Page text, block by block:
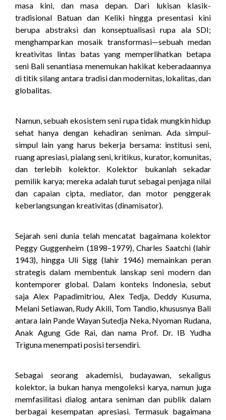
masa kini, dan masa depan. Dari lukisan klasik-
tradisional Batuan dan Keliki hingga presentasi kini
berupa abstraksi dan konseptualisasi rupa ala SDI;
menghamparkan mosaik transformasi—sebuah medan
kreativitas lintas batas yang memperlihatkan betapa
seni Bali senantiasa menemukan hakikat keberadaannya
di titik silang antara tradisi dan modernitas, lokalitas, dan
globalitas.
Namun, sebuah ekosistem seni rupa tidak mungkin hidup
sehat hanya dengan kehadiran seniman. Ada simpul-
simpul lain yang harus bekerja bersama: institusi seni,
ruang apresiasi, pialang seni, kritikus, kurator, komunitas,
dan terlebih kolektor. Kolektor bukanlah sekadar
pemilik karya; mereka adalah turut sebagai penjaga nilai
dan capaian cipta, mediator, dan motor penggerak
keberlangsungan kreativitas (dinamisator).
Sejarah seni dunia telah mencatat bagaimana kolektor
Peggy Guggenheim (1898–1979), Charles Saatchi (lahir
1943), hingga Uli Sigg (lahir 1946) memainkan peran
strategis dalam membentuk lanskap seni modern dan
kontemporer global. Dalam konteks Indonesia, sebut
saja Alex Papadimitriou, Alex Tedja, Deddy Kusuma,
Melani Setiawan, Rudy Akili, Tom Tandio, khususnya Bali
antara lain Pande Wayan Sutedja Neka, Nyoman Rudana,
Anak Agung Gde Rai, dan nama Prof. Dr. IB Yudha
Triguna menempati posisi tersendiri.
Sebagai seorang akademisi, budayawan, sekaligus
kolektor, ia bukan hanya mengoleksi karya, namun juga
memfasilitasi dialog antara seniman dan publik dalam
berbagai kesempatan apresiasi. Termasuk bagaimana